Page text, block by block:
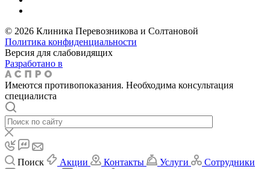
© 2026 Клиника Перевозникова и Солтановой
Политика конфиденциальности
Версия для слабовидящих
Разработано в
Имеются противопоказания. Необходима консультация
специалиста
Поиск Акции Контакты Услуги Сотрудники